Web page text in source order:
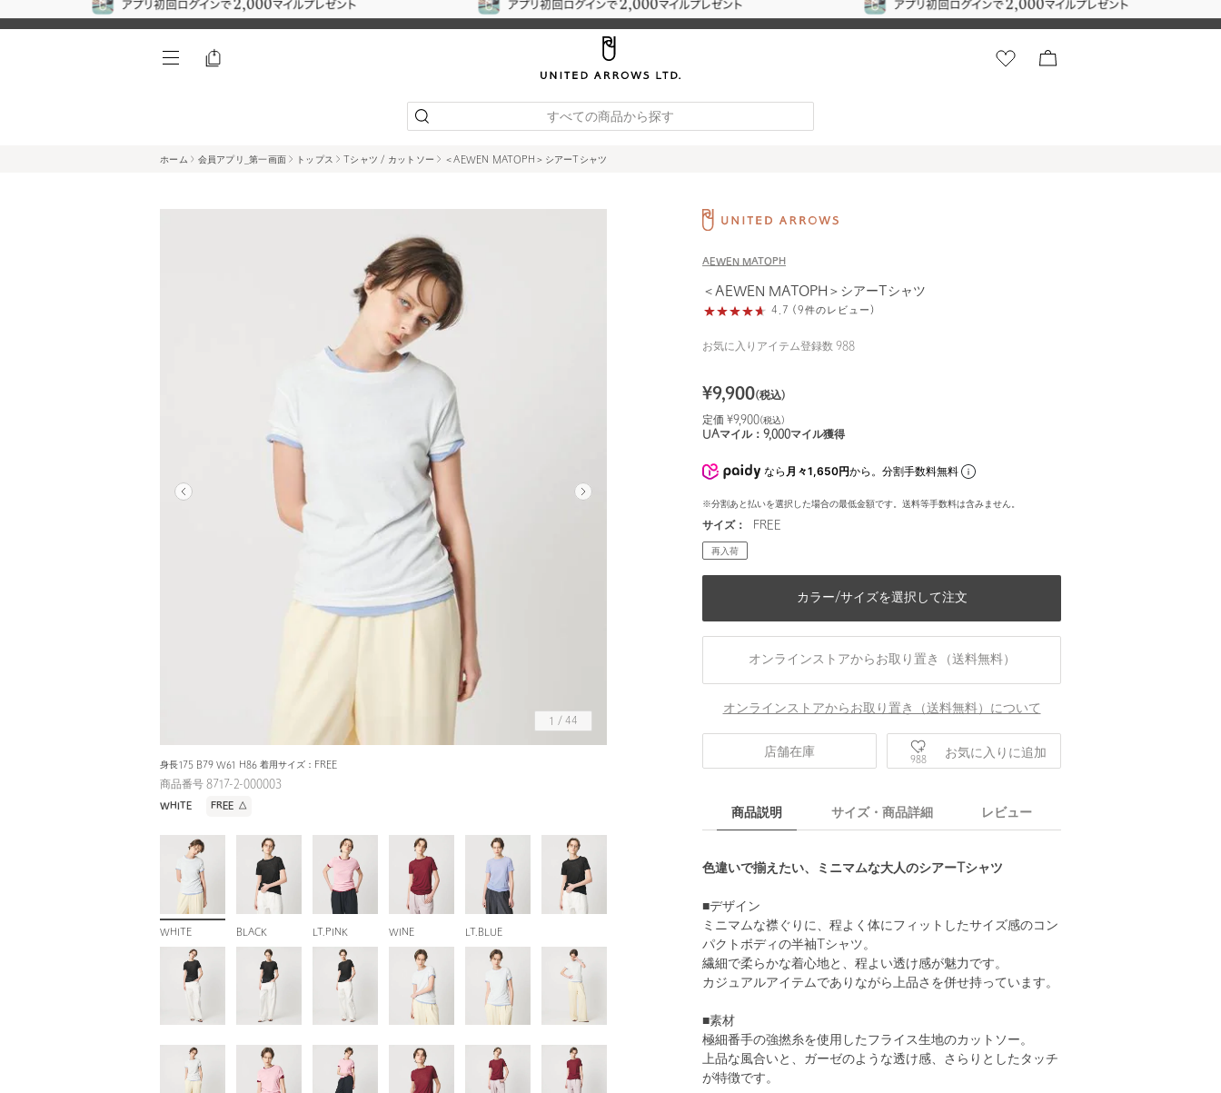
すべての商品から探す
ホーム 会員アプリ_第一画面 トップス Tシャツ / カットソー ＜AEWEN MATOPH＞シアーTシャツ
身長175 B79 W61 H86 着用サイズ：FREE
1 / 44
商品番号 8717-2-000003
WHITE FREE △
WHITE BLACK LT.PINK WINE LT.BLUE
AEWEN MATOPH
＜AEWEN MATOPH＞シアーTシャツ
4.7 (9件のレビュー)
お気に入りアイテム登録数 988
¥9,900(税込)
定価 ¥9,900(税込)
UAマイル： 9,000マイル獲得
なら 月々1,650円から。分割手数料無料
※分割あと払いを選択した場合の最低金額です。送料等手数料は含みません。
サイズ： FREE
再入荷
カラー/サイズを選択して注文
オンラインストアからお取り置き（送料無料）
オンラインストアからお取り置き（送料無料）について
店舗在庫
988 お気に入りに追加
商品説明 サイズ・商品詳細 レビュー
色違いで揃えたい、ミニマムな大人のシアーTシャツ
■デザイン
ミニマムな襟ぐりに、程よく体にフィットしたサイズ感のコン
パクトボディの半袖Tシャツ。
繊細で柔らかな着心地と、程よい透け感が魅力です。
カジュアルアイテムでありながら上品さを併せ持っています。
■素材
極細番手の強撚糸を使用したフライス生地のカットソー。
上品な風合いと、ガーゼのような透け感、さらりとしたタッチ
が特徴です。